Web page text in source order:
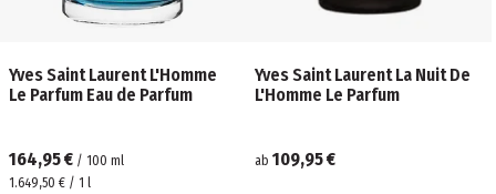
Yves Saint Laurent L'Homme
Le Parfum Eau de Parfum
164,95 € / 100 ml
1.649,50 € / 1 l
Yves Saint Laurent La Nuit De
L'Homme Le Parfum
ab 109,95 €